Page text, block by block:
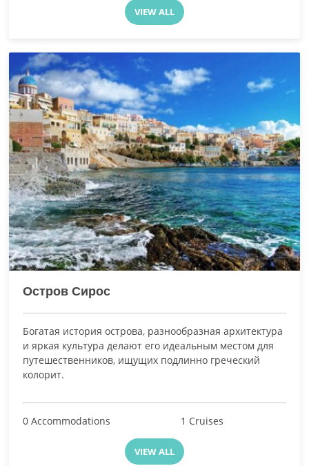
VIEW ALL
Остров Сирос
Богатая история острова, разнообразная архитектура
и яркая культура делают его идеальным местом для
путешественников, ищущих подлинно греческий
колорит.
0 Accommodations 1 Cruises
VIEW ALL